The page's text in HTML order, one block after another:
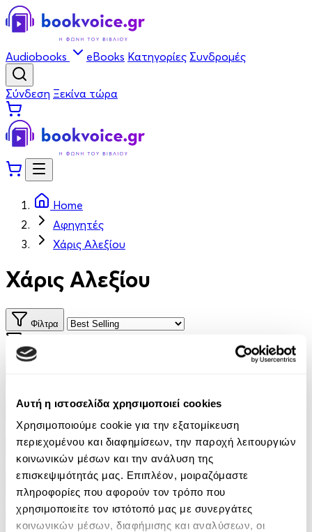
Αυτή η ιστοσελίδα χρησιμοποιεί cookies
Χρησιμοποιούμε cookie για την εξατομίκευση
περιεχομένου και διαφημίσεων, την παροχή λειτουργιών
κοινωνικών μέσων και την ανάλυση της
επισκεψιμότητάς μας. Επιπλέον, μοιραζόμαστε
πληροφορίες που αφορούν τον τρόπο που
χρησιμοποιείτε τον ιστότοπό μας με συνεργάτες
κοινωνικών μέσων, διαφήμισης και αναλύσεων, οι
Audiobooks eBooks Κατηγορίες Συνδρομές
Σύνδεση Ξεκίνα τώρα
Home
Αφηγητές
Χάρις Αλεξίου
Χάρις Αλεξίου
Φίλτρα
Φίλτρα
Εκδοτικοί οίκοι